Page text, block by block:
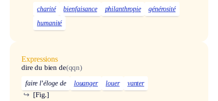
charité bienfaisance philanthropie
générosité
humanité
Expressions
dire du bien de(qqn)
faire l’éloge de louanger louer vanter
[Fig.]
↪